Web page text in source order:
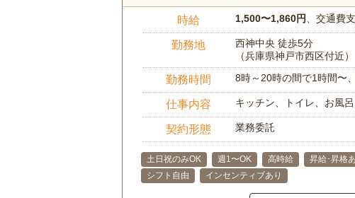
時給 1,500〜1,860円 、交通費
勤務地
西神中央 徒歩5分
（兵庫県神戸市西区付近）
勤務時間 8時～20時の間で1時間〜
仕事内容 キッチン、トイレ、お風
契約形態 業務委託
土日祝のみOK 週1〜OK 高時給 昇給･昇格
シフト自由
インセンティブあり